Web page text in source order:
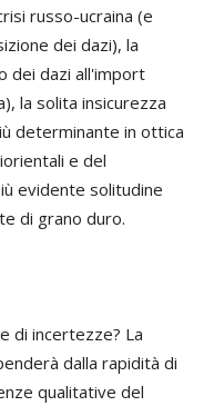
russo-ucraina (e
dei dazi), la
dei dazi all'import
la solita insicurezza
determinante in ottica
e del
evidente solitudine
di grano duro.
di incertezze? La
dalla rapidità di
qualitative del